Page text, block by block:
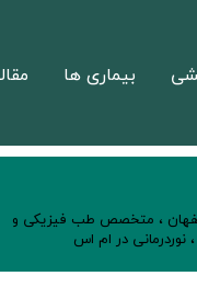
بیماری ها
، متخصص طب فیزیکی و
، نوردرمانی در ام اس